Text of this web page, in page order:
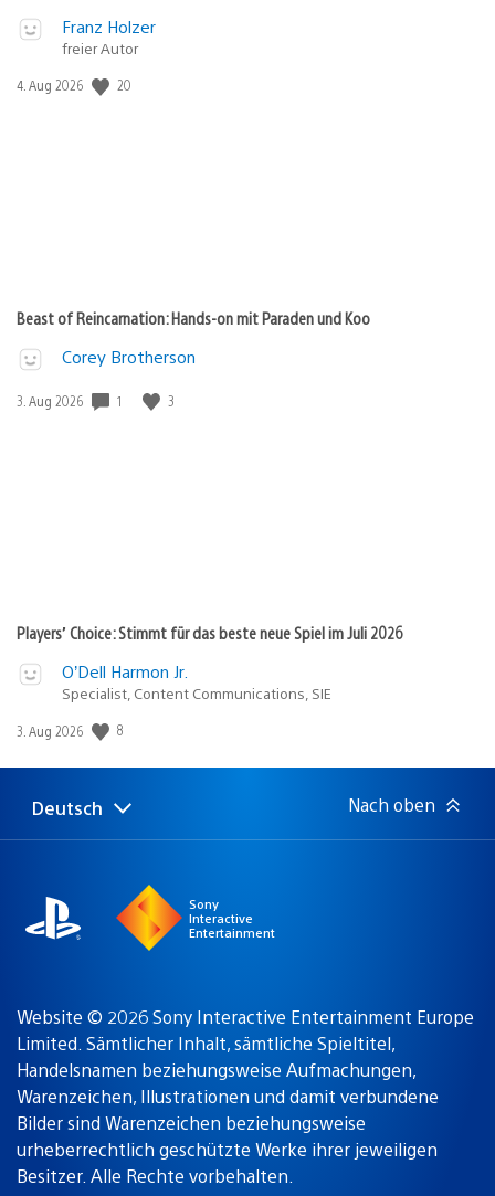
Franz Holzer
freier Autor
Veröffentlichungsdatum:
4. Aug 2026 20
Beast of Reincarnation: Hands-on mit Paraden und Koo
Corey Brotherson
Veröffentlichungsdatum:
3. Aug 2026 1 3
Players’ Choice: Stimmt für das beste neue Spiel im Juli 2026
O’Dell Harmon Jr.
Specialist, Content Communications, SIE
Veröffentlichungsdatum:
3. Aug 2026 8
Select
a
Aktuelle
Region:
Deutsch Nach oben
Sony
Interactive
Entertainment
Website © 2026 Sony Interactive Entertainment Europe
Limited. Sämtlicher Inhalt, sämtliche Spieltitel,
Handelsnamen beziehungsweise Aufmachungen,
Warenzeichen, Illustrationen und damit verbundene
Bilder sind Warenzeichen beziehungsweise
urheberrechtlich geschützte Werke ihrer jeweiligen
Besitzer. Alle Rechte vorbehalten.